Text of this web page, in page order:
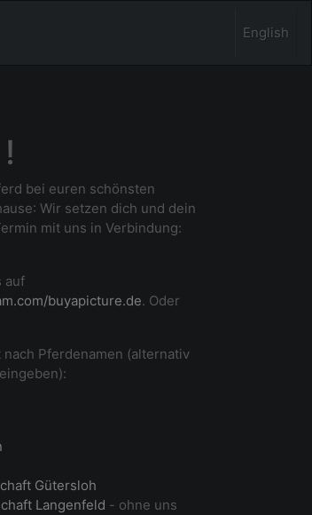
English
bei euren schönsten
: Wir setzen dich und dein
mit uns in Verbindung:
auf
buyapicture.de. Oder
Pferdenamen (alternativ
Gütersloh
Langenfeld - ohne uns